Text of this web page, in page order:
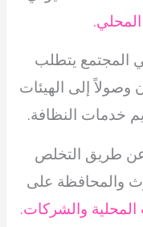
المجتمع يتطلب
وصولاً إلى الهيئات
خدمات النظافة.
عن طريق التخلص
والمحافظة على
المحلية والشركات.